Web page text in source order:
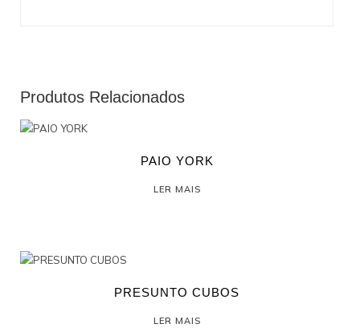
Produtos Relacionados
PAIO YORK
LER MAIS
PRESUNTO CUBOS
LER MAIS